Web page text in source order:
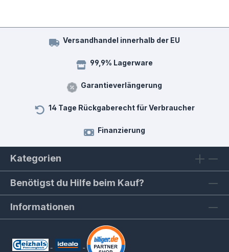
Versandhandel innerhalb der EU
99,9% Lagerware
Garantieverlängerung
14 Tage Rückgaberecht für Verbraucher
Finanzierung
Kategorien
Benötigst du Hilfe beim Kauf?
Informationen